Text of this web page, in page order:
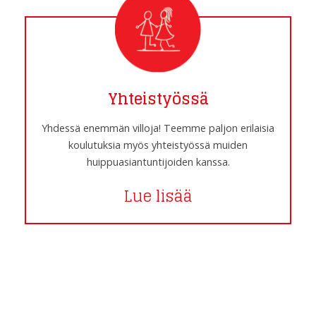
Yhteistyössä
Yhdessä enemmän villoja! Teemme paljon erilaisia
koulutuksia myös yhteistyössä muiden
huippuasiantuntijoiden kanssa.
Lue lisää